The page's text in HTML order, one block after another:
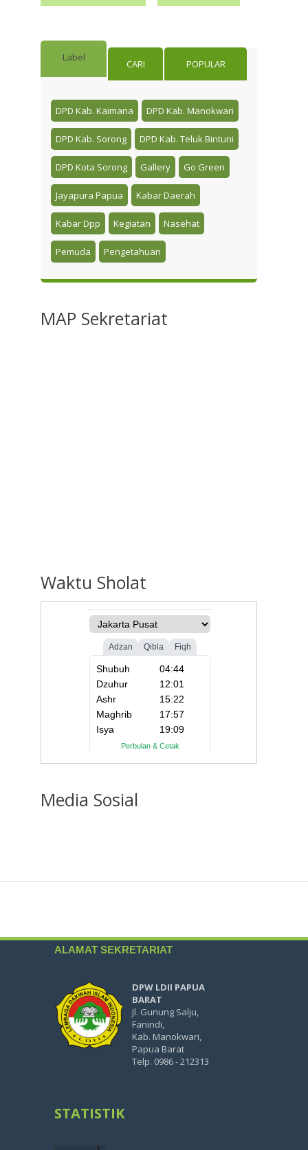
Label
CARI POPULAR
DPD Kab. Kaimana DPD Kab. Manokwari
DPD Kab. Sorong DPD Kab. Teluk Bintuni
DPD Kota Sorong Gallery Go Green
Jayapura Papua Kabar Daerah
Kabar Dpp Kegiatan Nasehat
Pemuda Pengetahuan
MAP Sekretariat
Waktu Sholat
Media Sosial
ALAMAT SEKRETARIAT
DPW LDII PAPUA
BARAT
Jl. Gunung Salju,
Fanindi,
Kab. Manokwari,
Papua Barat
Telp. 0986 - 212313
STATISTIK